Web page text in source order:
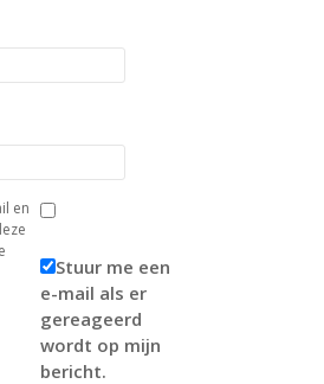
en
Stuur me een
e-mail als er
gereageerd
wordt op mijn
bericht.